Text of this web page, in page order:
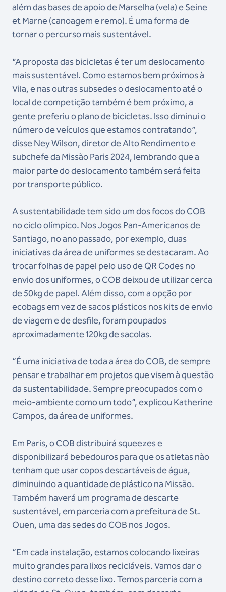
além das bases de apoio de Marselha (vela) e Seine
et Marne (canoagem e remo). É uma forma de
tornar o percurso mais sustentável.
“A proposta das bicicletas é ter um deslocamento
mais sustentável. Como estamos bem próximos à
Vila, e nas outras subsedes o deslocamento até o
local de competição também é bem próximo, a
gente preferiu o plano de bicicletas. Isso diminui o
número de veículos que estamos contratando”,
disse Ney Wilson, diretor de Alto Rendimento e
subchefe da Missão Paris 2024, lembrando que a
maior parte do deslocamento também será feita
por transporte público.
A sustentabilidade tem sido um dos focos do COB
no ciclo olímpico. Nos Jogos Pan-Americanos de
Santiago, no ano passado, por exemplo, duas
iniciativas da área de uniformes se destacaram. Ao
trocar folhas de papel pelo uso de QR Codes no
envio dos uniformes, o COB deixou de utilizar cerca
de 50kg de papel. Além disso, com a opção por
ecobags em vez de sacos plásticos nos kits de envio
de viagem e de desfile, foram poupados
aproximadamente 120kg de sacolas.
“É uma iniciativa de toda a área do COB, de sempre
pensar e trabalhar em projetos que visem à questão
da sustentabilidade. Sempre preocupados com o
meio-ambiente como um todo”, explicou Katherine
Campos, da área de uniformes.
Em Paris, o COB distribuirá squeezes e
disponibilizará bebedouros para que os atletas não
tenham que usar copos descartáveis de água,
diminuindo a quantidade de plástico na Missão.
Também haverá um programa de descarte
sustentável, em parceria com a prefeitura de St.
Ouen, uma das sedes do COB nos Jogos.
“Em cada instalação, estamos colocando lixeiras
muito grandes para lixos recicláveis. Vamos dar o
destino correto desse lixo. Temos parceria com a